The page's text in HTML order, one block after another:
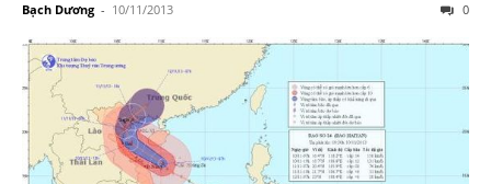
Bạch Dương - 10/11/2013 0